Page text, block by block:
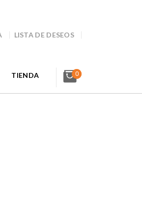
LISTA DE DESEOS
TIENDA 0